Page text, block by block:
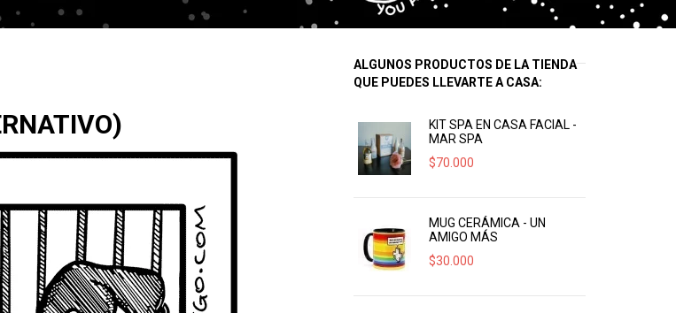
ALGUNOS PRODUCTOS DE LA TIENDA
QUE PUEDES LLEVARTE A CASA:
KIT SPA EN CASA FACIAL -
MAR SPA
$70.000
MUG CERÁMICA - UN
AMIGO MÁS
$30.000